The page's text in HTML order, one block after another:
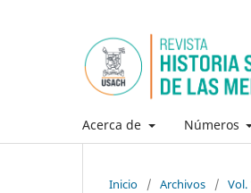
Acerca de Números
Inicio / Archivos / Vol.